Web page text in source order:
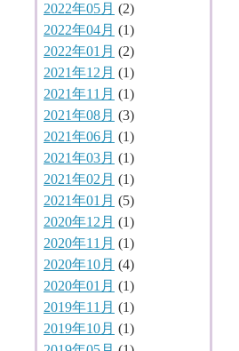
2022年05月 (2)
2022年04月 (1)
2022年01月 (2)
2021年12月 (1)
2021年11月 (1)
2021年08月 (3)
2021年06月 (1)
2021年03月 (1)
2021年02月 (1)
2021年01月 (5)
2020年12月 (1)
2020年11月 (1)
2020年10月 (4)
2020年01月 (1)
2019年11月 (1)
2019年10月 (1)